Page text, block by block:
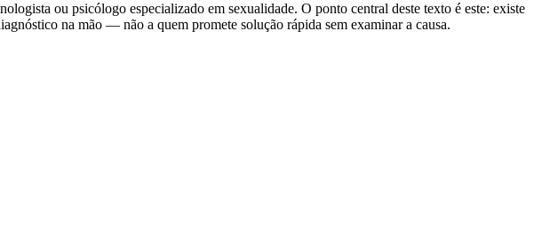
ou psicólogo especializado em sexualidade. O ponto central deste texto é este: existe
na mão — não a quem promete solução rápida sem examinar a causa.